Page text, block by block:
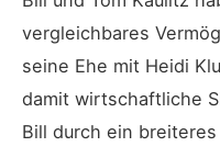
vergleichbares
seine Ehe mit Heidi
damit wirtschaftliche
Bill durch ein